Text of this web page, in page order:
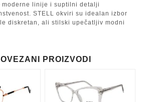
moderne linije i suptilni detalji
STELL okviri su idealan izbor
diskretan, ali stilski upečatljiv modni
PROIZVODI